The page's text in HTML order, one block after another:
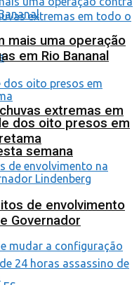
extremas em
semana
mais uma operação
em Rio Bananal
dos oito presos em
de envolvimento
Governador